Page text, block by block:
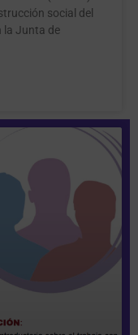
social del
la Junta de